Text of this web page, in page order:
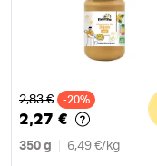
Ancien prix
2,83 € -20%
2,27 €
350 g 6,49 €/ kg